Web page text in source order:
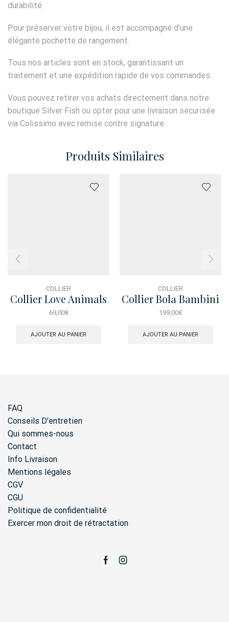
durabilité.
Pour préserver votre bijou, il est accompagné d’une
élégante pochette de rangement.
Tous nos articles sont en stock, garantissant un
traitement et une expédition rapide de vos commandes.
Vous pouvez retirer vos achats directement dans notre
boutique Silver Fish ou opter pour une livraison sécurisée
via Colissimo avec remise contre signature.
Produits Similaires
COLLIER
Collier Love Animals
Rose
69,00€
AJOUTER AU PANIER
COLLIER
Collier Bola Bambini
199,00€
AJOUTER AU PANIER
FAQ
Conseils D'entretien
Qui sommes-nous
Contact
Info Livraison
Mentions légales
CGV
CGU
Politique de confidentialité
Exercer mon droit de rétractation
FacebookInstagram